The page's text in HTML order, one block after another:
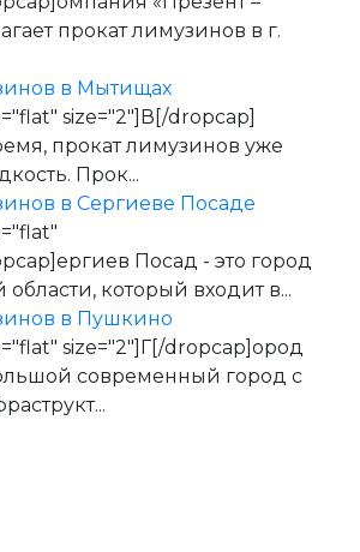
прокат лимузинов в г.
в Мытищах
size="2"]В[/dropcap]
прокат лимузинов уже
Прок...
в Сергиеве Посаде
Посад - это город
который входит в...
в Пушкино
size="2"]Г[/dropcap]ород
современный город с